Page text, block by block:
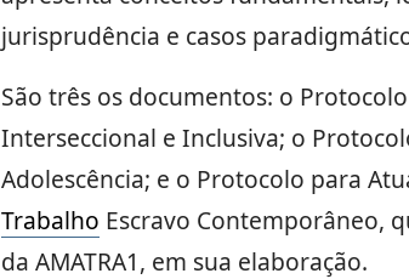
jurisprudência e casos
São três os documentos: o
Interseccional e Inclusiva; o
Adolescência; e o Protocolo para
Trabalho Escravo Contemporâneo,
da AMATRA1, em sua elaboração.